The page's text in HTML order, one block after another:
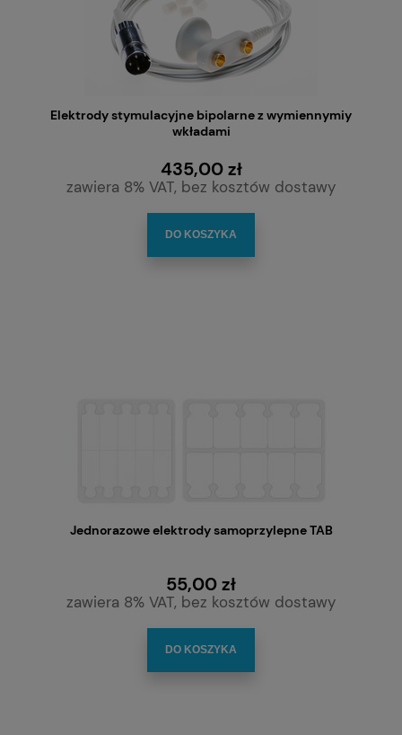
Elektrody stymulacyjne bipolarne z wymiennymiy
wkładami
435,00 zł
zawiera 8% VAT, bez kosztów dostawy
DO KOSZYKA
Jednorazowe elektrody samoprzylepne TAB
55,00 zł
zawiera 8% VAT, bez kosztów dostawy
DO KOSZYKA